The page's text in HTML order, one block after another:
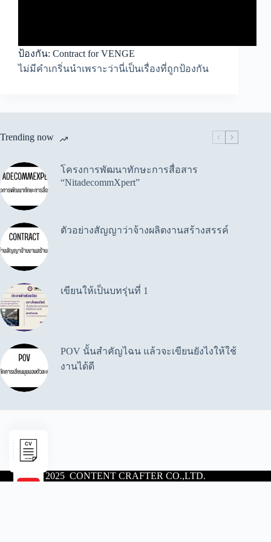
ป้องกัน: Contract for VENGE
ไม่มีคำเกริ่นนำเพราะว่านี่เป็นเรื่องที่ถูกป้องกัน
Trending now
โครงการพัฒนาทักษะการสื่อสาร
“NitadecommXpert”
ตัวอย่างสัญญาว่าจ้างผลิตงานสร้างสรรค์
เขียนให้เป็นบทรุ่นที่ 1
POV นั้นสำคัญไฉน แล้วจะเขียนยังไงให้ใช้
งานได้ดี
© 2025 CONTENT CRAFTER CO.,LTD.